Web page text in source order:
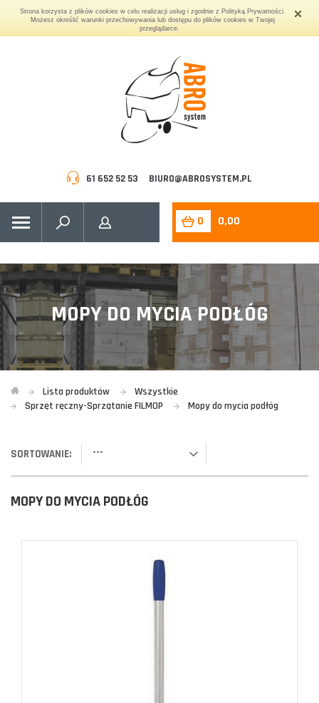
Strona korzysta z plików cookies w celu realizacji usług i zgodnie z Polityką Prywatności.
Możesz określić warunki przechowywania lub dostępu do plików cookies w Twojej
przeglądarce.
61 652 52 53 BIURO@ABROSYSTEM.PL
0 0,00
MOPY DO MYCIA PODŁÓG
Lista produktów
Wszystkie
Sprzęt ręczny-Sprzątanie FILMOP
Mopy do mycia podłóg
SORTOWANIE: ---
MOPY DO MYCIA PODŁÓG